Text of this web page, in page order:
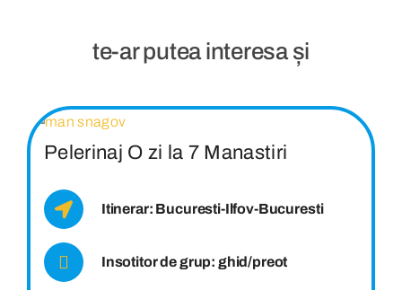
te-ar putea interesa și
Pelerinaj O zi la 7 Manastiri
Itinerar: Bucuresti-Ilfov-Bucuresti
Insotitor de grup: ghid/preot